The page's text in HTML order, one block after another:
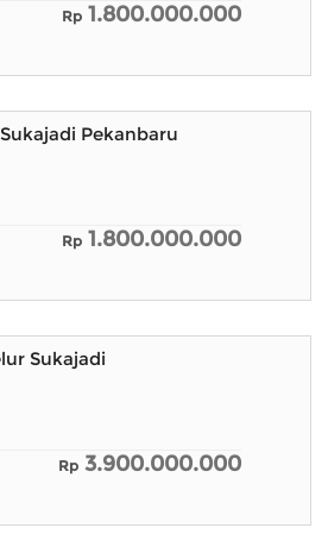
Rp 1.800.000.000
Pekanbaru
Rp 1.800.000.000
Sukajadi
Rp 3.900.000.000